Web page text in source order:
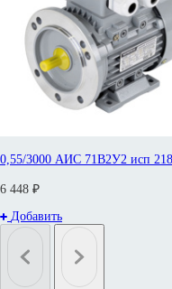
0,55/3000 АИС 71В2У2 исп
6 448 ₽
Добавить